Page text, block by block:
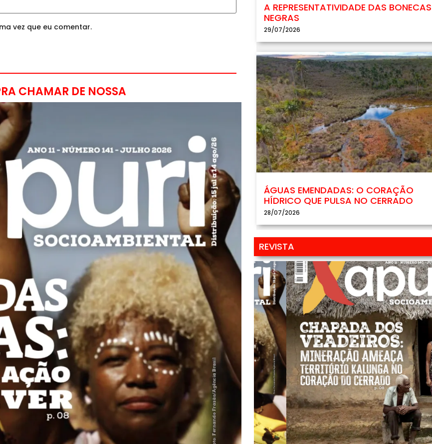
vez que eu comentar.
CHAMAR DE NOSSA
A REPRESENTATIVIDADE DAS BONECAS
NEGRAS
29/07/2026
ÁGUAS EMENDADAS: O CORAÇÃO
HÍDRICO QUE PULSA NO CERRADO
28/07/2026
REVISTA